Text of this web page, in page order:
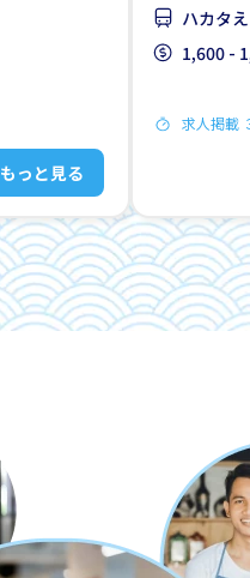
もっと見る
ハカタ
1,600 -
求人掲載